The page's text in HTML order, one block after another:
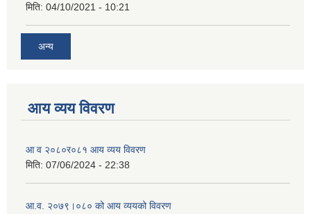
मिति: 04/10/2021 - 10:21
अन्य
आय व्यय विवरण
आ व २०८०र०८१ आय व्यय विवरण
मिति: 07/06/2024 - 22:38
आ.व. २०७९।०८० को आय व्ययको विवरण